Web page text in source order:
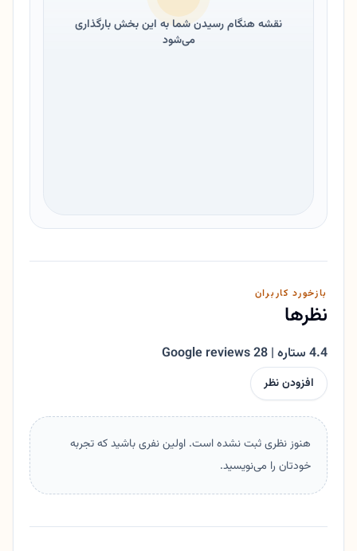
نقشه هنگام رسیدن شما به این بخش بارگذاری
می‌شود
بازخورد کاربران
نظرها
4.4 ستاره | 28 Google reviews
افزودن نظر
هنوز نظری ثبت نشده است. اولین نفری باشید که تجربه
خودتان را می‌نویسید.